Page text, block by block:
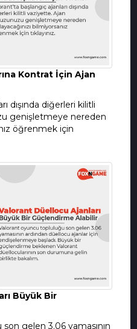
Kontrat İçin Ajan
dışında diğerleri kilitli
genişletmeye nereden
öğrenmek için
Büyük Bir
gelen 3.06 yamasının